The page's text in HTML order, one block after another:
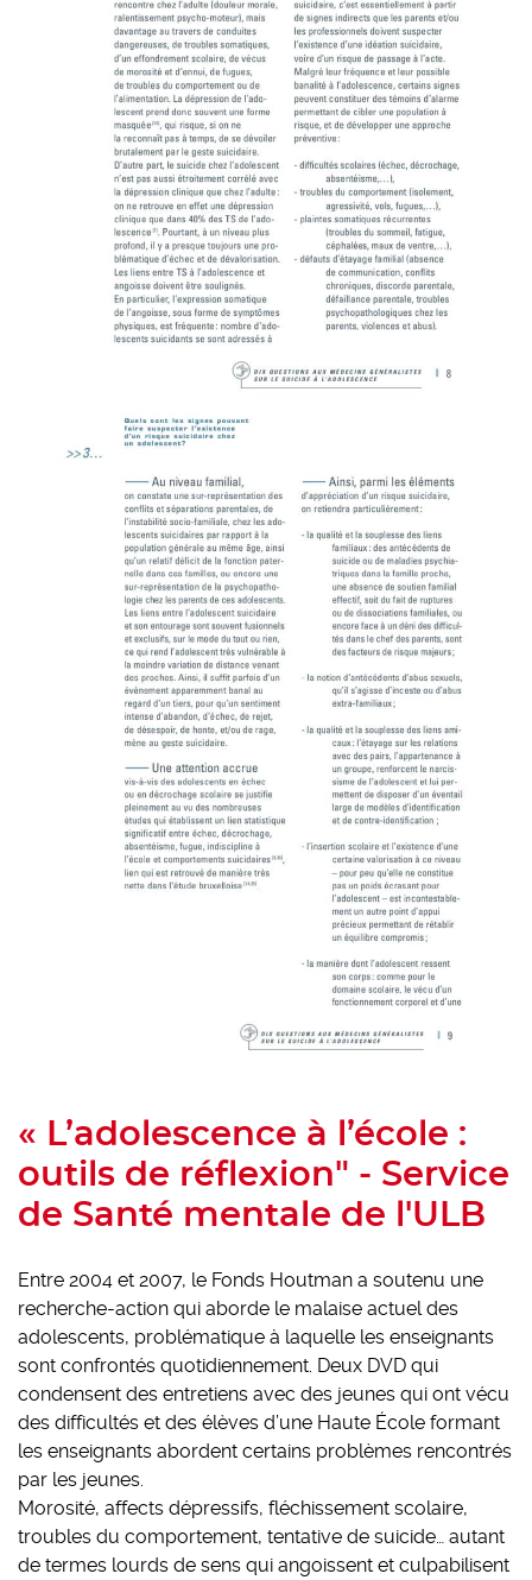
« L’adolescence à l’école :
outils de réflexion" - Service
de Santé mentale de l'ULB
Entre 2004 et 2007, le Fonds Houtman a soutenu une
recherche-action qui aborde le malaise actuel des
adolescents, problématique à laquelle les enseignants
sont confrontés quotidiennement. Deux DVD qui
condensent des entretiens avec des jeunes qui ont vécu
des difficultés et des élèves d’une Haute École formant
les enseignants abordent certains problèmes rencontrés
par les jeunes.
Morosité, affects dépressifs, fléchissement scolaire,
troubles du comportement, tentative de suicide… autant
de termes lourds de sens qui angoissent et culpabilisent